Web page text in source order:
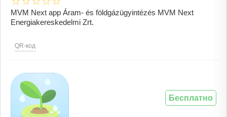
MVM Next app Áram- és földgázügyintézés MVM Next
Energiakereskedelmi Zrt.
QR-код
Бесплатно